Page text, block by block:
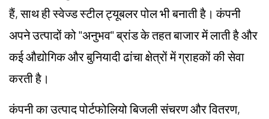
हैं, साथ ही स्वेज्ड स्टील ट्यूबलर पोल भी बनाती है। कंपनी
अपने उत्पादों को "अनुभव" ब्रांड के तहत बाजार में लाती है और
कई औद्योगिक और बुनियादी ढांचा क्षेत्रों में ग्राहकों की सेवा
करती है।
कंपनी का उत्पाद पोर्टफोलियो बिजली संचरण और वितरण,